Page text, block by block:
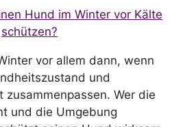
vor allem dann, wenn
und
zusammenpassen. Wer die
und die Umgebung